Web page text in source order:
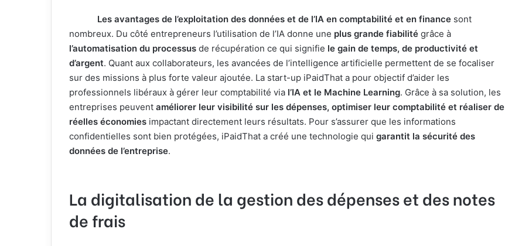
Les avantages de l’exploitation des données et de l’IA en comptabilité et en finance sont
nombreux. Du côté entrepreneurs l’utilisation de l’IA donne une plus grande fiabilité grâce à
l’automatisation du processus de récupération ce qui signifie le gain de temps, de productivité et
d’argent. Quant aux collaborateurs, les avancées de l’intelligence artificielle permettent de se focaliser
sur des missions à plus forte valeur ajoutée. La start-up iPaidThat a pour objectif d’aider les
professionnels libéraux à gérer leur comptabilité via l’IA et le Machine Learning. Grâce à sa solution, les
entreprises peuvent améliorer leur visibilité sur les dépenses, optimiser leur comptabilité et réaliser de
réelles économies impactant directement leurs résultats. Pour s’assurer que les informations
confidentielles sont bien protégées, iPaidThat a créé une technologie qui garantit la sécurité des
données de l’entreprise.
La digitalisation de la gestion des dépenses et des notes
de frais